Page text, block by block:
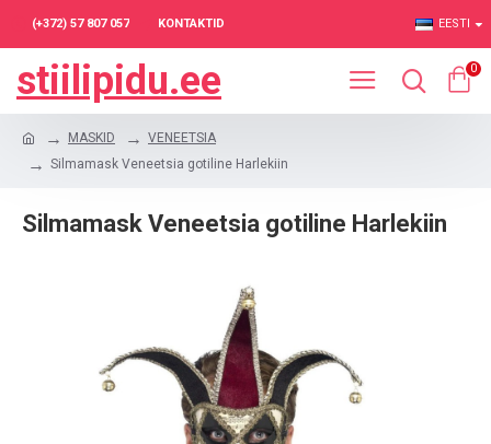
(+372) 57 807 057 KONTAKTID EESTI
stiilipidu.ee 0
MASKID
VENEETSIA
Silmamask Veneetsia gotiline Harlekiin
Silmamask Veneetsia gotiline Harlekiin